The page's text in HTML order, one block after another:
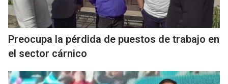
Preocupa la pérdida de puestos de trabajo en
el sector cárnico